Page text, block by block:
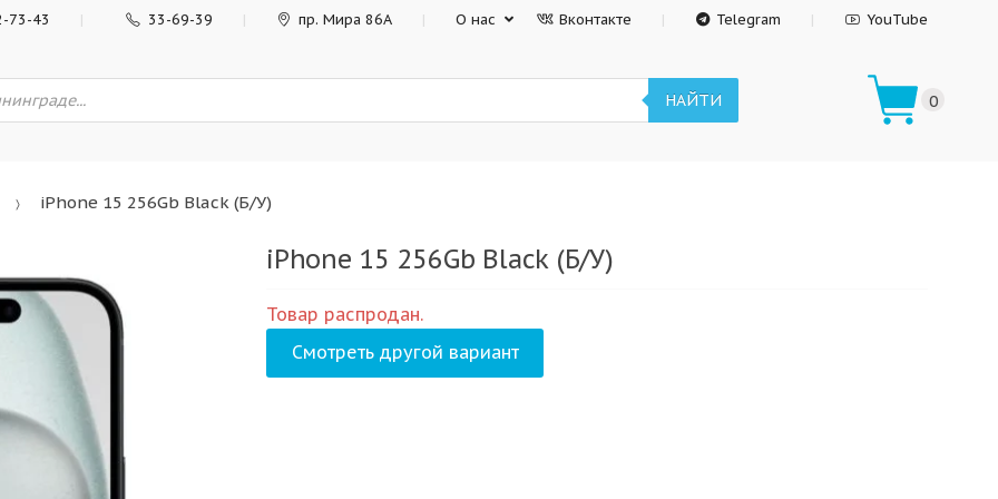
73-43 33-69-39 пр. Мира 86А О нас Вконтакте Telegram YouTube
НАЙТИ 0
iPhone 15 256Gb Black (Б/У)
iPhone 15 256Gb Black (Б/У)
Товар распродан.
Смотреть другой вариант